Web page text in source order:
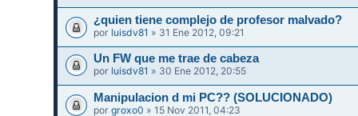
¿quien tiene complejo de profesor malvado?
por luisdv81 » 31 Ene 2012, 09:21
Un FW que me trae de cabeza
por luisdv81 » 30 Ene 2012, 20:55
Manipulacion d mi PC?? (SOLUCIONADO)
porgroxo0 » 15 Nov 2011, 04:23